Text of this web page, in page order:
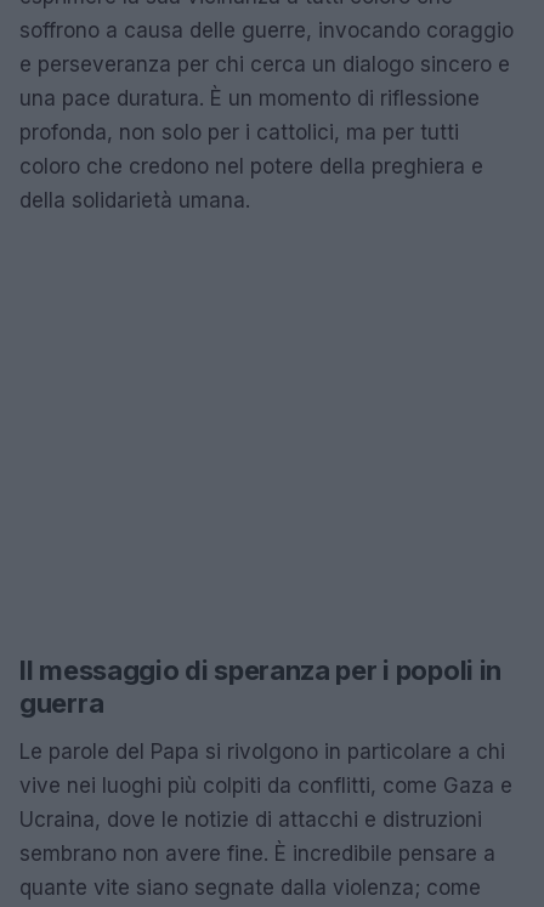
soffrono a causa delle guerre, invocando coraggio
e perseveranza per chi cerca un dialogo sincero e
una pace duratura. È un momento di riflessione
profonda, non solo per i cattolici, ma per tutti
coloro che credono nel potere della preghiera e
della solidarietà umana.
Il messaggio di speranza per i popoli in
guerra
Le parole del Papa si rivolgono in particolare a chi
vive nei luoghi più colpiti da conflitti, come Gaza e
Ucraina, dove le notizie di attacchi e distruzioni
sembrano non avere fine. È incredibile pensare a
quante vite siano segnate dalla violenza; come